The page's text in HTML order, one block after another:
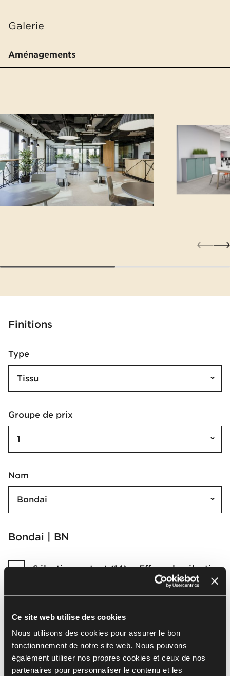
Ce site web utilise des cookies
Nous utilisons des cookies pour assurer le bon
fonctionnement de notre site web. Nous pouvons
également utiliser nos propres cookies et ceux de nos
partenaires pour personnaliser le contenu et les
Galerie
Aménagements
Finitions
Type
Tissu
Groupe de prix
1
Nom
Bondai
Bondai | BN
Sélectionner tout(14) Effacer la sélection
BN6003 BN4017